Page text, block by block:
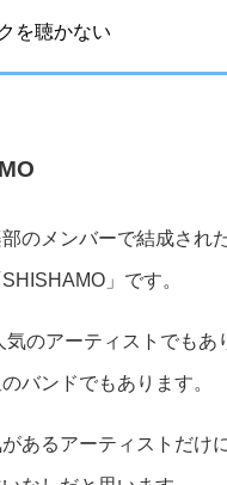
を聴かない
のメンバーで結成され
SHISHAMO」です。
気のアーティストでもあ
バンドでもあります。
あるアーティストだけ